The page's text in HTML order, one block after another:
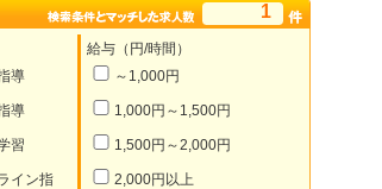
1
導
導
習
イン指
給与（円/時間）
～1,000円
1,000円～1,500円
1,500円～2,000円
2,000円以上